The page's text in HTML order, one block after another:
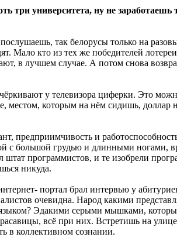
три университета, ну не
так белорусы только на
Мало кто из тех же победителей
в лучшем случае. А потом снова
у телевизора циферки. Это
которым на нём сидишь, доллар
предприимчивость и
с большой грудью и длинными ногами,
программистов, и те изобрели
никуда.
портал брал интервью у
очевидна. Народ какими
Эдакими серыми мышками,
всё при них. Встретишь на
в коллективном сознании.